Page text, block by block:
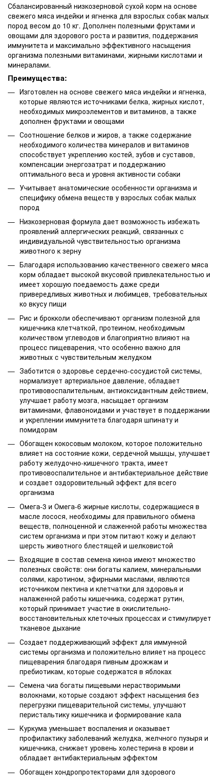
Сбалансированный низкозерновой сухой корм на основе
свежего мяса индейки и ягненка для взрослых собак малых
пород весом до 10 кг. Дополнен полезными фруктами и
овощами для здорового роста и развития, поддержания
иммунитета и максимально эффективного насыщения
организма полезными витаминами, жирными кислотами и
минералами.
Преимущества:
Изготовлен на основе свежего мяса индейки и ягненка,
которые являются источниками белка, жирных кислот,
необходимых микроэлементов и витаминов, а также
дополнен фруктами и овощами
Соотношение белков и жиров, а также содержание
необходимого количества минералов и витаминов
способствует укреплению костей, зубов и суставов,
компенсации энергозатрат и поддержанию
оптимального веса и уровня активности собаки
Учитывает анатомические особенности организма и
специфику обмена веществ у взрослых собак малых
пород
Низкозерновая формула дает возможность избежать
проявлений аллергических реакций, связанных с
индивидуальной чувствительностью организма
животного к зерну
Благодаря использованию качественного свежего мяса
корм обладает высокой вкусовой привлекательностью и
имеет хорошую поедаемость даже среди
привередливых животных и любимцев, требовательных
ко вкусу пищи
Рис и брокколи обеспечивают организм полезной для
кишечника клетчаткой, протеином, необходимым
количеством углеводов и благоприятно влияют на
процесс пищеварения, что особенно важно для
животных с чувствительным желудком
Заботится о здоровье сердечно-сосудистой системы,
нормализует артериальное давление, обладает
противовоспалительным, антиоксидантным действием,
улучшает работу мозга, насыщает организм
витаминами, флавоноидами и участвует в поддержании
и укреплении иммунитета благодаря шпинату и
помидорам
Обогащен кокосовым молоком, которое положительно
влияет на состояние кожи, сердечной мышцы, улучшает
работу желудочно-кишечного тракта, имеет
противовоспалительное и антибактериальное действие
и создает оздоровительный эффект для всего
организма
Омега-3 и Омега-6 жирные кислоты, содержащиеся в
масле лосося, необходимы для правильного обмена
веществ, полноценной и слаженной работы множества
систем организма и при этом питают кожу и делают
шерсть животного блестящей и шелковистой
Входящие в состав семена киноа имеют множество
полезных свойств: они богаты калием, минеральными
солями, каротином, эфирными маслами, являются
источником пектина и клетчатки для здоровья и
налаженной работы кишечника, содержат рутин,
который принимает участие в окислительно-
восстановительных клеточных процессах и стимулирует
тканевое дыхание
Создает поддерживающий эффект для иммунной
системы организма и положительно влияет на процесс
пищеварения благодаря пивным дрожжам и
пребиотикам, которые содержатся в яблоках
Семена чиа богаты пищевыми нерастворимыми
волокнами, которые создают эффект насыщения без
перегрузки пищеварительной системы, улучшают
перистальтику кишечника и формирование кала
Куркума уменьшает воспаления и оказывает
профилактику заболеваний желудка, желчного пузыря и
кишечника, снижает уровень холестерина в крови и
обладает антибактериальным эффектом
Обогащен хондропротекторами для здорового